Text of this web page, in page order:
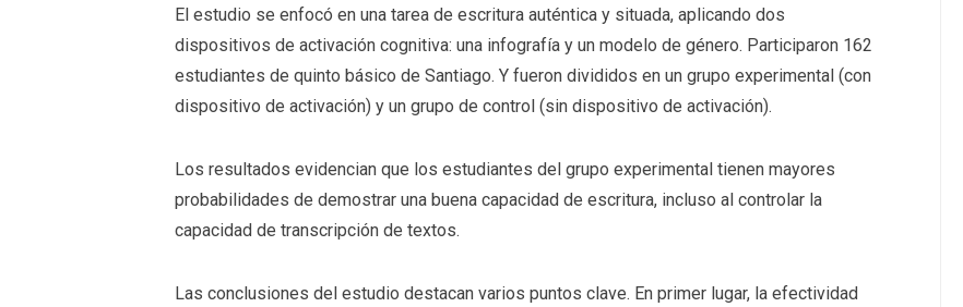
El estudio se enfocó en una tarea de escritura auténtica y situada, aplicando dos
dispositivos de activación cognitiva: una infografía y un modelo de género. Participaron 162
estudiantes de quinto básico de Santiago. Y fueron divididos en un grupo experimental (con
dispositivo de activación) y un grupo de control (sin dispositivo de activación).
Los resultados evidencian que los estudiantes del grupo experimental tienen mayores
probabilidades de demostrar una buena capacidad de escritura, incluso al controlar la
capacidad de transcripción de textos.
Las conclusiones del estudio destacan varios puntos clave. En primer lugar, la efectividad